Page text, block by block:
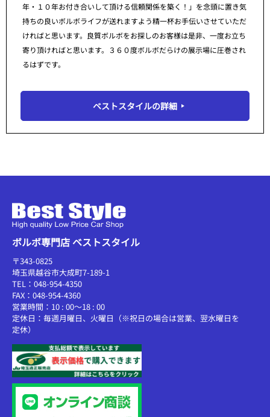
年・１０年お付き合いして頂ける信頼関係を築く！」を念頭に置き気
持ちの良いボルボライフが送れますよう精一杯お手伝いさせていただ
ければと思います。良質ボルボをお探しのお客様は是非、一度お立ち
寄り頂ければと思います。３６０度ボルボだらけの展示場に圧巻され
るはずです。
ベストスタイルの詳細
ボルボ専門店 ベストスタイル
〒343-0825
埼玉県越谷市大成町7-189-1
TEL：048-954-4350
FAX：048-954-4360
営業時間：10 : 00～18 : 00
定休日：毎週月曜日、火曜日（※祝日の場合は営業、翌水曜日を
定休）